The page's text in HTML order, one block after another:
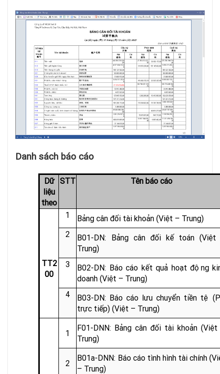
Danh sách báo cáo
Dữ
liệu
theo
STT Tên báo cáo
TT2
00
1
Bảng cân đối tài khoản (Việt – Trung)
2
B01-DN: Bảng cân đối kế toán
Trung)
3
B02-DN: Báo cáo kết quả hoạt động
doanh (Việt – Trung)
4
B03-DN: Báo cáo lưu chuyển tiền tệ
trực tiếp) (Việt – Trung)
1
F01-DNN: Bảng cân đối tài khoản
Trung)
2
B01a-DNN: Báo cáo tình hình tài chính
– Trung)